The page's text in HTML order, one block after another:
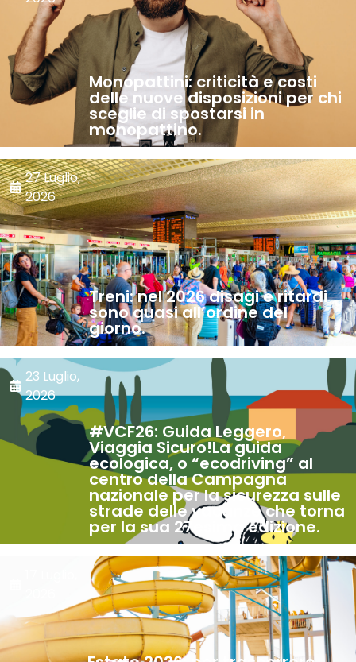
Monopattini: criticità e costi
delle nuove disposizioni per chi
sceglie di spostarsi in
monopattino.
27 Luglio,
2026
Treni: nel 2026 disagi e ritardi
sono quasi all’ordine del
giorno.
23 Luglio,
2026
#VCF26: Guida Leggero,
Viaggia Sicuro!La guida
ecologica, o “ecodriving” al
centro della Campagna
nazionale per la sicurezza sulle
strade delle vacanze che torna
per la sua 27esima edizione.